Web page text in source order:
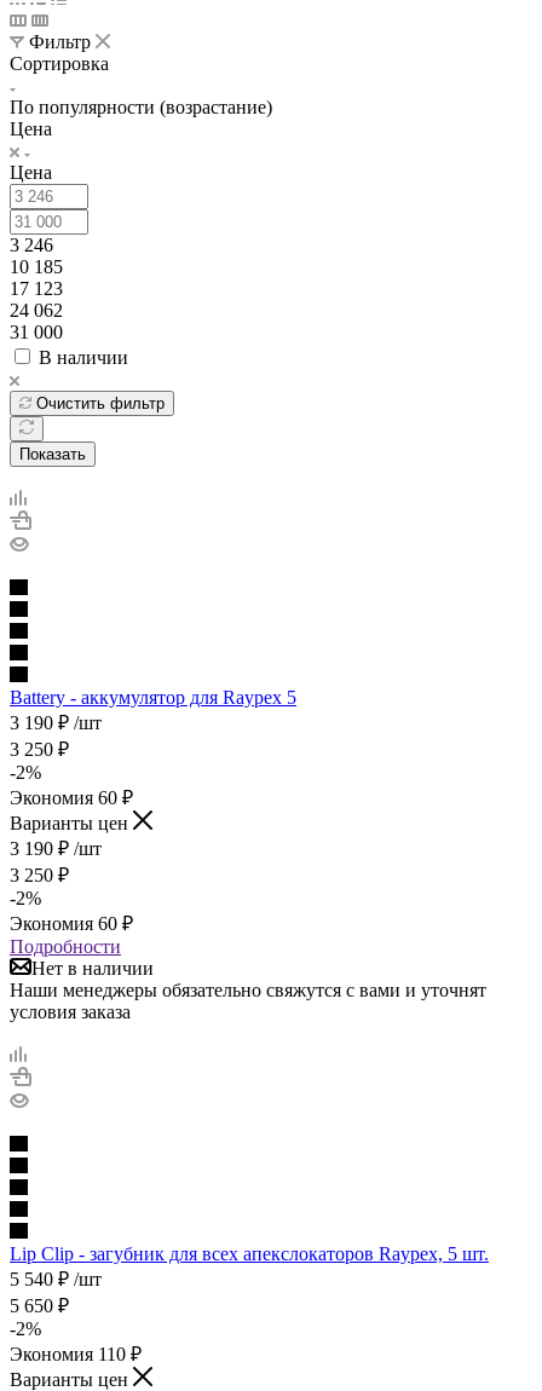
Фильтр
Сортировка
По популярности (возрастание)
Цена
Цена
3 246
10 185
17 123
24 062
31 000
В наличии
Очистить фильтр
Показать
Battery - аккумулятор для Raypex 5
3 190 ₽ /шт
3 250 ₽
-2%
Экономия 60 ₽
Варианты цен
3 190 ₽ /шт
3 250 ₽
-2%
Экономия 60 ₽
Подробности
Нет в наличии
Наши менеджеры обязательно свяжутся с вами и уточнят
условия заказа
Lip Clip - загубник для всех апекслокаторов Raypex, 5 шт.
5 540 ₽ /шт
5 650 ₽
-2%
Экономия 110 ₽
Варианты цен